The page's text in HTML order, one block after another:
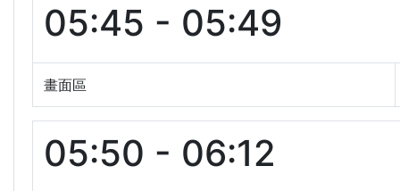
05:45 - 05:49
畫面區
05:50 - 06:12